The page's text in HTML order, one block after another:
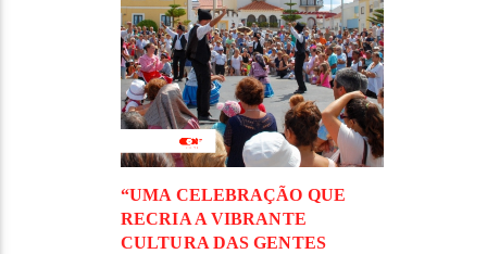
“UMA CELEBRAÇÃO QUE
RECRIA A VIBRANTE
CULTURA DAS GENTES